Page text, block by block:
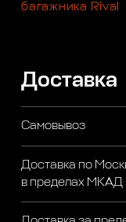
багажника Rival
Доставка
Самовывоз
Доставка по
в пределах МКАД